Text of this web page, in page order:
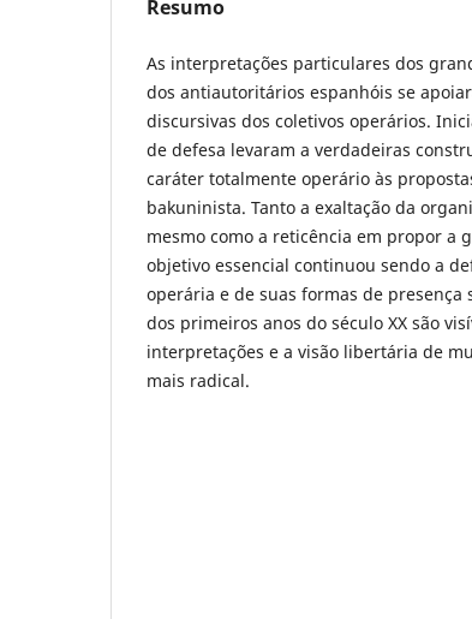
Resumo
As interpretações particulares dos
dos antiautoritários espanhóis se
discursivas dos coletivos operários.
de defesa levaram a verdadeiras
caráter totalmente operário às
bakuninista. Tanto a exaltação da
mesmo como a reticência em propor a
objetivo essencial continuou sendo a
operária e de suas formas de presença
dos primeiros anos do século XX são
interpretações e a visão libertária de
mais radical.